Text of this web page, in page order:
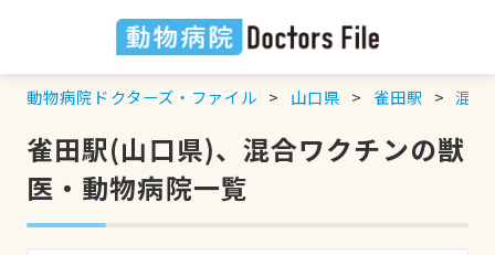
動物病院ドクターズ・ファイル 山口県 雀田駅 混合
雀田駅(山口県)、混合ワクチンの獣
医・動物病院一覧